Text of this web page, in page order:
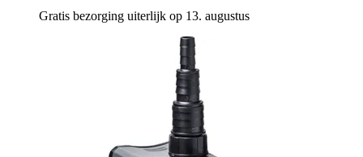
Gratis bezorging uiterlijk op 13. augustus